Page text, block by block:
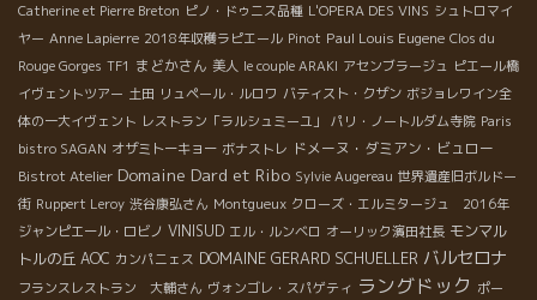
Catherine et Pierre Breton ピノ・ドゥニス品種 L'OPERA DES VINS シュトロマイ
ヤー Anne Lapierre 2018年収穫ラピエール Pinot Paul Louis Eugene Clos du
Rouge Gorges TF1 まどかさん 美人 le couple ARAKI アセンブラージュ ピエール橋
イヴェントツアー 土田 リュペール・ルロワ バティスト・クザン ボジョレワイン全
体の一大イヴェント レストラン「ラルシュミーユ」 パリ・ノートルダム寺院 Paris
bistro SAGAN オザミトーキョー ボナストレ ドメーヌ・ダミアン・ビュロー
Bistrot Atelier Domaine Dard et Ribo Sylvie Augereau 世界遺産旧ボルドー
街 Ruppert Leroy 渋谷康弘さん Montgueux クローズ・エルミタージュ 2016年
ジャンピエール・ロビノ VINISUD エル・ルンベロ オーリック濱田社長 モンマル
トルの丘 AOC カンパニェス DOMAINE GERARD SCHUELLER バルセロナ
フランスレストラン 大輔さん ヴォンゴレ・スパゲティ ラングドック ポー